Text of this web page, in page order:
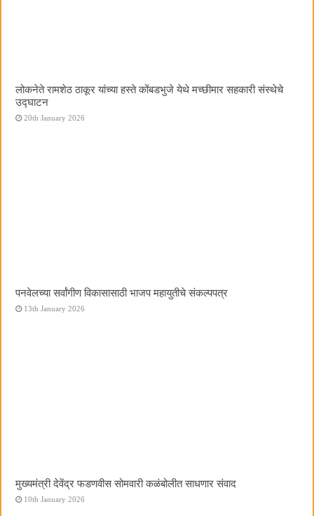
लोकनेते रामशेठ ठाकूर यांच्या हस्ते कोंबडभुजे येथे मच्छीमार सहकारी संस्थेचे
उद्घाटन
20th January 2026
पनवेलच्या सर्वांगीण विकासासाठी भाजप महायुतीचे संकल्पपत्र
13th January 2026
मुख्यमंत्री देवेंद्र फडणवीस सोमवारी कळंबोलीत साधणार संवाद
10th January 2026